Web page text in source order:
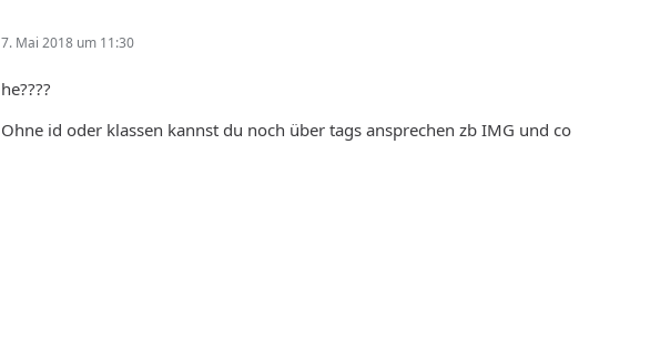
7. Mai 2018 um 11:30
he????
Ohne id oder klassen kannst du noch über tags ansprechen zb IMG und co